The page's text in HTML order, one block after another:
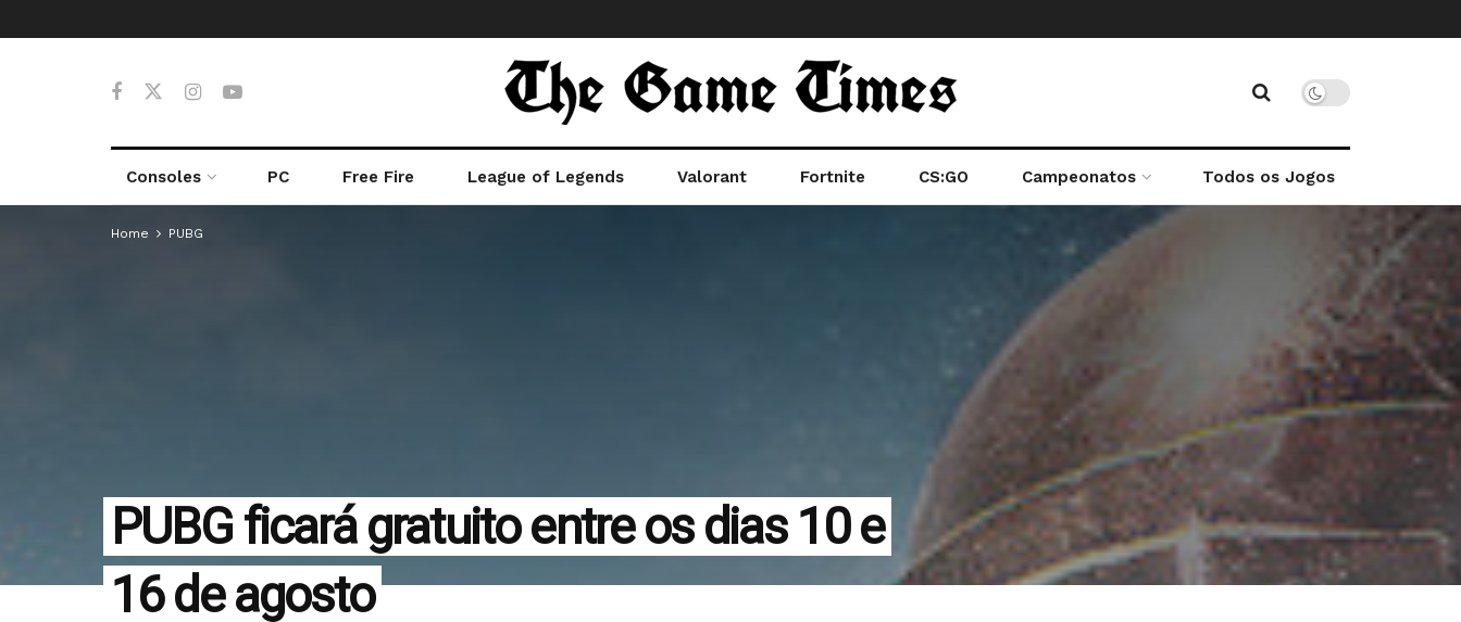
Consoles PC Free Fire League of Legends Valorant Fortnite CS:GO Campeonatos Todos os Jogos
Home PUBG
PUBG ficará gratuito entre os dias 10 e
16 de agosto